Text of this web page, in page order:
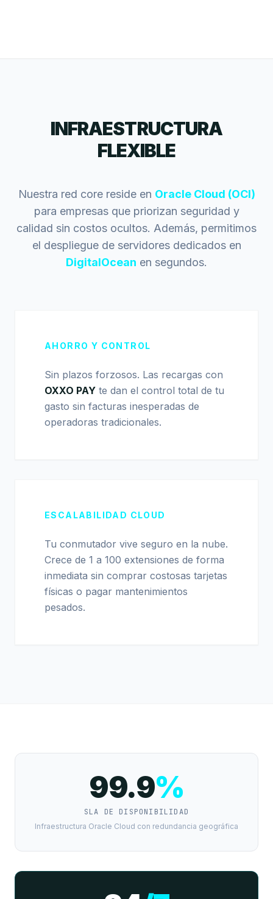
INFRAESTRUCTURA
FLEXIBLE
Nuestra red core reside en Oracle Cloud (OCI)
para empresas que priorizan seguridad y
calidad sin costos ocultos. Además, permitimos
el despliegue de servidores dedicados en
DigitalOcean en segundos.
AHORRO Y CONTROL
Sin plazos forzosos. Las recargas con
OXXO PAY te dan el control total de tu
gasto sin facturas inesperadas de
operadoras tradicionales.
ESCALABILIDAD CLOUD
Tu conmutador vive seguro en la nube.
Crece de 1 a 100 extensiones de forma
inmediata sin comprar costosas tarjetas
físicas o pagar mantenimientos
pesados.
99.9%
SLA DE DISPONIBILIDAD
Infraestructura Oracle Cloud con redundancia geográfica